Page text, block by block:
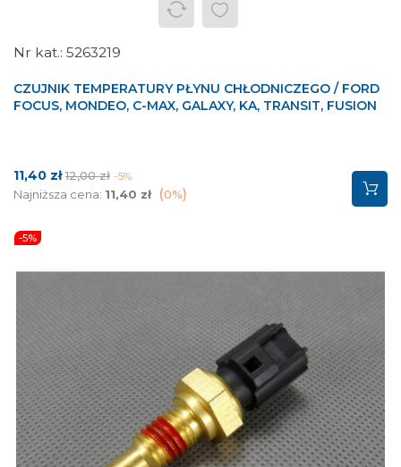
5263219
CZUJNIK TEMPERATURY PŁYNU CHŁODNICZEGO / FORD
FOCUS, MONDEO, C-MAX, GALAXY, KA, TRANSIT, FUSION
Cena
11,40 złCena
podstawowa
12,00 zł -5%
Najniższa cena: 11,40 zł 0%
-5%